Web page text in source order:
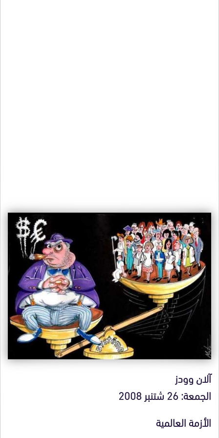
آلان وودز
الجمعة: 26 شتنبر 2008
الأزمة العالمية